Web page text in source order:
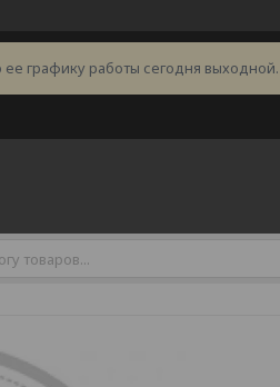
графику работы сегодня